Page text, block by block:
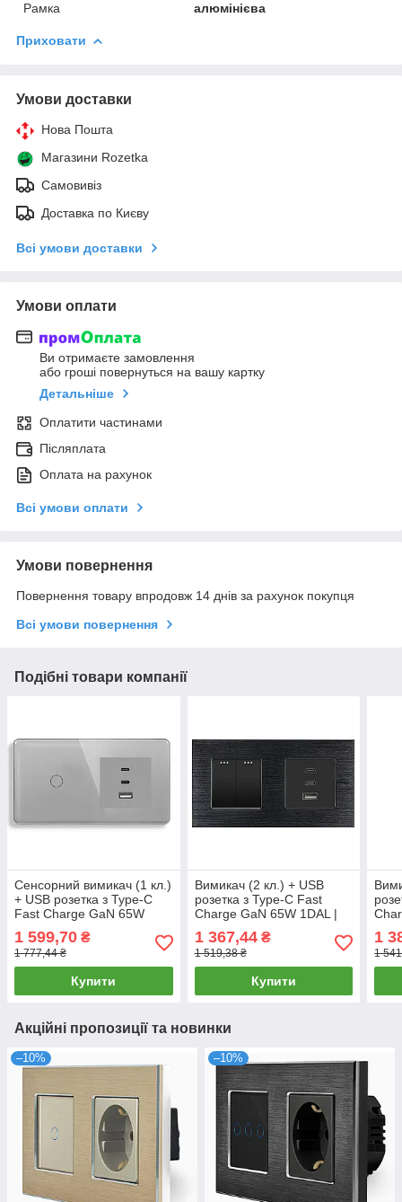
Рамка алюмінієва
Приховати
Умови доставки
Нова Пошта
Магазини Rozetka
Самовивіз
Доставка по Києву
Всі умови доставки
Умови оплати
Ви отримаєте замовлення
або гроші повернуться на вашу картку
Детальніше
Оплатити частинами
Післяплата
Оплата на рахунок
Всі умови оплати
Умови повернення
Повернення товару впродовж 14 днів за рахунок покупця
Всі умови повернення
Подібні товари компанії
Сенсорний вимикач (1 кл.)
+ USB розетка з Type-C
Fast Charge GaN 65W
SW1G-FC65W.GR)
1 599,70 ₴
1 777,44 ₴
Купити
Вимикач (2 кл.) + USB
розетка з Type-C Fast
Charge GaN 65W 1DAL |
SW2G-FC65W.BL)
1 367,44₴
1 519,38 ₴
Купити
1
1
Акційні пропозиції та новинки
–10% –10%